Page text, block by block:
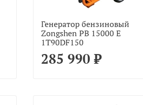
Генератор бензиновый
Zongshen PB 15000 E
1T90DF150
285 990 ₽